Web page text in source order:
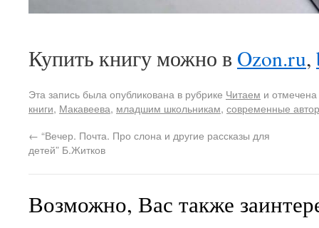
Купить книгу можно в Ozon.ru,
Эта запись была опубликована в рубрике Читаем и
книги, Макавеева, младшим школьникам, современные
← “Вечер. Почта. Про слона и другие рассказы для
детей” Б.Житков
Возможно, Вас также